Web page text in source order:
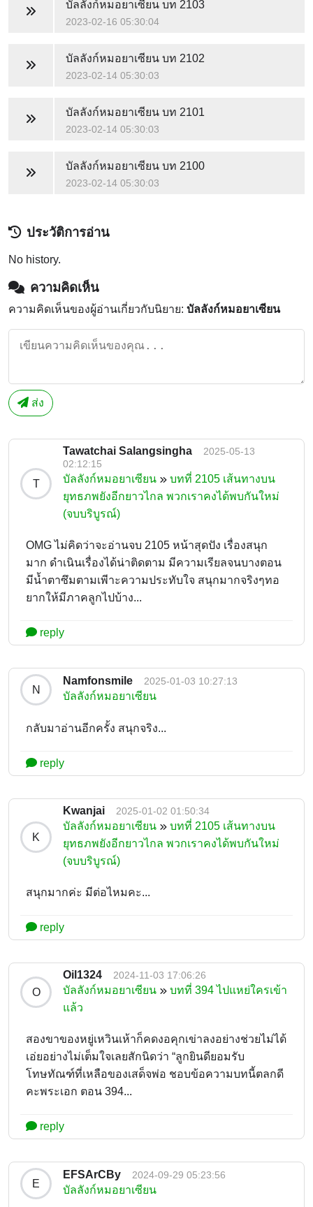
บัลลังก์หมอยาเซียนบท 2103
2023-02-16 05:30:04
บัลลังก์หมอยาเซียนบท 2102
2023-02-14 05:30:03
บัลลังก์หมอยาเซียนบท 2101
2023-02-14 05:30:03
บัลลังก์หมอยาเซียนบท 2100
2023-02-14 05:30:03
ประวัติการอ่าน
No history.
ความคิดเห็น
ความคิดเห็นของผู้อ่านเกี่ยวกับนิยาย: บัลลังก์หมอยาเซียน
ส่ง
T
Tawatchai Salangsingha
2025-05-13
02:12:15
บัลลังก์หมอยาเซียน
บทที่ 2105 เส้นทางบน
ยุทธภพยังอีกยาวไกล พวกเราคงได้พบกันใหม่
(จบบริบูรณ์)
OMG ไม่คิดว่าจะอ่านจบ 2105 หน้าสุดปัง เรื่องสนุก
มาก ดำเนินเรื่องได้น่าติดตาม มีความเรียลจนบางตอน
มีน้ำตาซึมตามเพีาะความประทับใจ สนุกมากจริงๆทอ
ยากให้มีภาคลูกไปบ้าง...
reply
N
Namfonsmile 2025-01-03 10:27:13
บัลลังก์หมอยาเซียน
กลับมาอ่านอีกครั้ง สนุกจริง...
reply
K
Kwanjai 2025-01-02 01:50:34
บัลลังก์หมอยาเซียน
บทที่ 2105 เส้นทางบน
ยุทธภพยังอีกยาวไกล พวกเราคงได้พบกันใหม่
(จบบริบูรณ์)
สนุกมากค่ะ มีต่อไหมคะ...
reply
O
Oil1324 2024-11-03 17:06:26
บัลลังก์หมอยาเซียน
บทที่ 394 ไปแหย่ใครเข้า
แล้ว
สองขาของหยู่เหวินเห้าก็คดงอคุกเข่าลงอย่างช่วยไม่ได้
เอ่ยอย่างไม่เต็มใจเลยสักนิดว่า “ลูกยินดียอมรับ
โทษทัณฑ์ที่เหลือของเสด็จพ่อ ชอบข้อความบทนี้ตลกดี
คะพระเอก ตอน 394...
reply
E
EFSArCBy 2024-09-29 05:23:56
บัลลังก์หมอยาเซียน